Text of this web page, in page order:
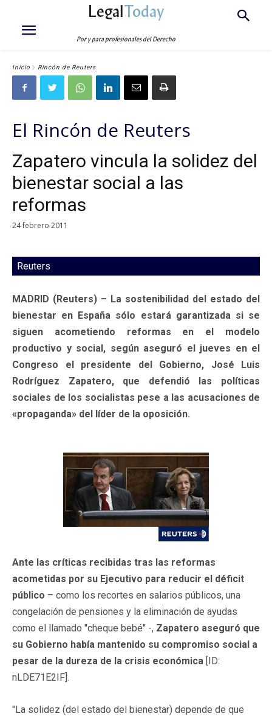
LegalToday
Por y para profesionales del Derecho
Inicio Rincón de Reuters
El Rincón de Reuters
Zapatero vincula la solidez del
bienestar social a las
reformas
24 febrero 2011
Reuters
MADRID (Reuters) – La sostenibilidad del estado del
bienestar en España sólo estará garantizada si se
siguen acometiendo reformas en el modelo
productivo y social, según aseguró el jueves en el
Congreso el presidente del Gobierno, José Luis
Rodríguez Zapatero, que defendió las políticas
sociales de los socialistas pese a las acusaciones de
«propaganda» del líder de la oposición.
Ante las críticas recibidas tras las reformas
acometidas por su Ejecutivo para reducir el déficit
público – como los recortes en salarios públicos, una
congelación de pensiones y la eliminación de ayudas
como el llamado "cheque bebé" -, Zapatero aseguró que
su Gobierno había mantenido su compromiso social a
pesar de la dureza de la crisis económica [ID:
nLDE71E2IF].
"La solidez (del estado del bienestar) depende de que